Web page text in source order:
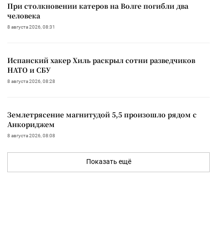
При столкновении катеров на Волге погибли два
человека
8 августа 2026, 08:31
Испанский хакер Хиль раскрыл сотни разведчиков
НАТО и СБУ
8 августа 2026, 08:28
Землетрясение магнитудой 5,5 произошло рядом с
Анкориджем
8 августа 2026, 08:08
Показать ещё